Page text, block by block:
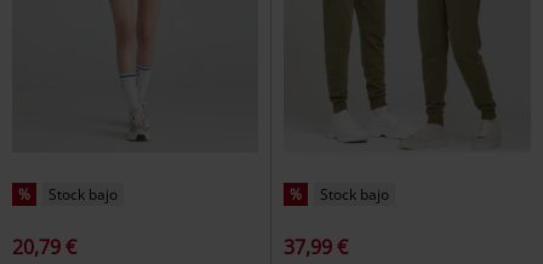
% Stock bajo
20,79 €
% Stock bajo
37,99 €